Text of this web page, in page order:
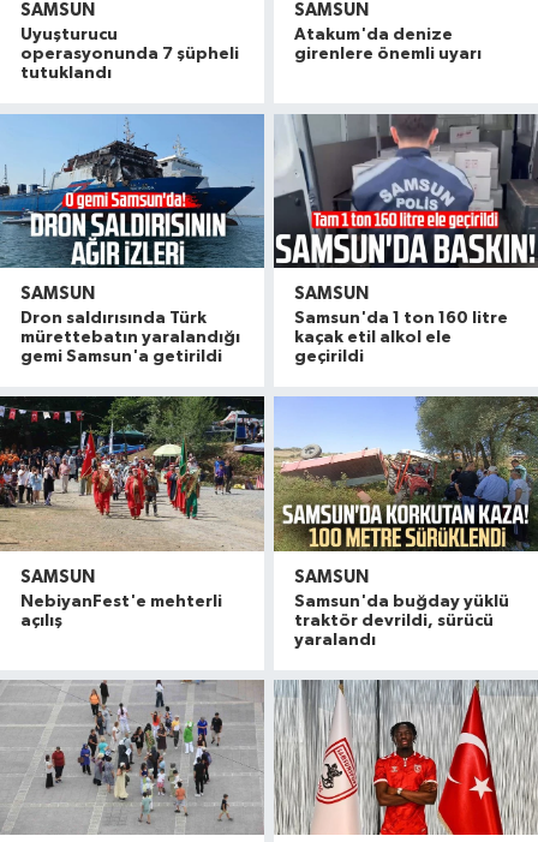
SAMSUN
Uyuşturucu
operasyonunda 7 şüpheli
tutuklandı
SAMSUN
Atakum'da denize
girenlere önemli uyarı
SAMSUN
Dron saldırısında Türk
mürettebatın yaralandığı
gemi Samsun'a getirildi
SAMSUN
Samsun'da 1 ton 160 litre
kaçak etil alkol ele
geçirildi
SAMSUN
NebiyanFest'e mehterli
açılış
SAMSUN
Samsun'da buğday yüklü
traktör devrildi, sürücü
yaralandı